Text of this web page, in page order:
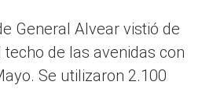
General Alvear vistió de
de las avenidas con
Se utilizaron 2.100